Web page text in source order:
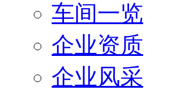
车间一览
企业资质
企业风采